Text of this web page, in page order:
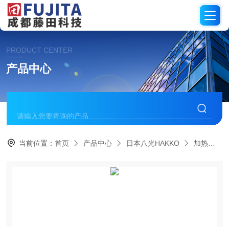
PRODUCT CENTER
产品中心
当前位置：首页 产品中心 日本八光HAKKO 加热棒